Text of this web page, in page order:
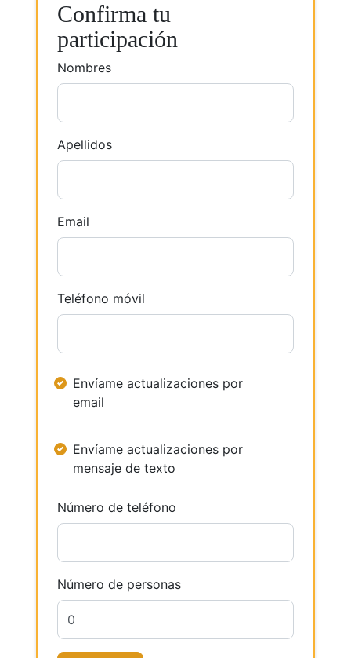
Confirma tu
participación
Nombres
Apellidos
Email
Teléfono móvil
Envíame actualizaciones por
email
Envíame actualizaciones por
mensaje de texto
Número de teléfono
Número de personas